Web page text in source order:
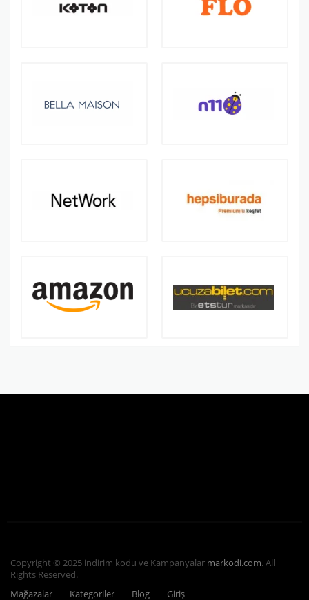
Copyright © 2025 indirim kodu ve Kampanyalar markodi.com. All
Rights Reserved.
Mağazalar
Kategoriler Blog Giriş